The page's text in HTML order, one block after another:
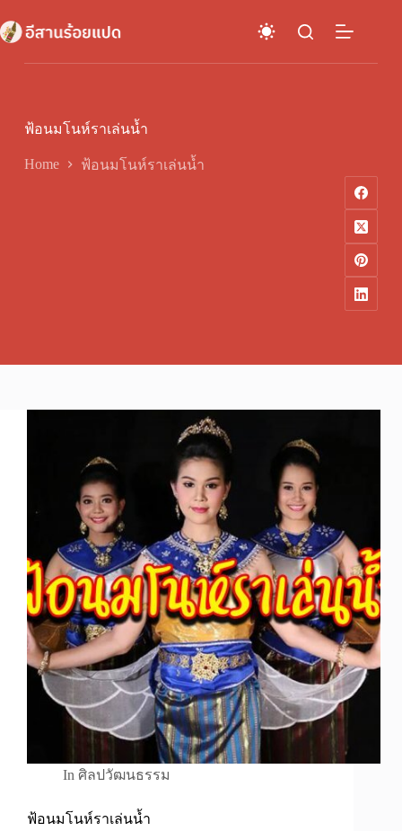
to
content
ฟ้อนมโนห์ราเล่นน้ำ
Home ฟ้อนมโนห์ราเล่นน้ำ
In ศิลปวัฒนธรรม
ฟ้อนมโนห์ราเล่นน้ำ